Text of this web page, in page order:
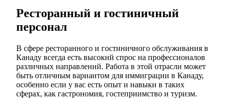
Ресторанный и гостиничный
персонал
В сфере ресторанного и гостиничного обслуживания в
Канаду всегда есть высокий спрос на профессионалов
различных направлений. Работа в этой отрасли может
быть отличным вариантом для иммиграции в Канаду,
особенно если у вас есть опыт и навыки в таких
сферах, как гастрономия, гостеприимство и туризм.